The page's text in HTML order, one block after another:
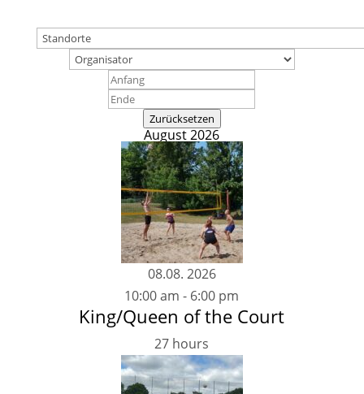
Zurücksetzen
August 2026
08.08. 2026
10:00 am - 6:00 pm
King/Queen of the Court
27 hours